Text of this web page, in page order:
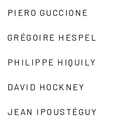
PIERO GUCCIONE
GRÉGOIRE HESPEL
PHILIPPE HIQUILY
DAVID HOCKNEY
JEAN IPOUSTÉGUY